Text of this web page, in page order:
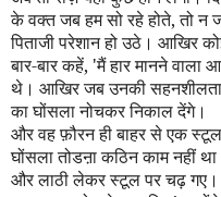
के वक्त जब हम सो रहे होते,तो न
पिताजी परेशान हो उठे। आखिर
बार-बार कहें, 'मैं हार मानने वाला
थे। आखिर जब उनकी
का घोंसला नोचकर निकाल देंगे।
और वह फ़ौरन ही बाहर से एक
घोंसला तोडऩा कठिन काम नहीं
और लाठी लेकर स्टूल पर चढ़ गए।